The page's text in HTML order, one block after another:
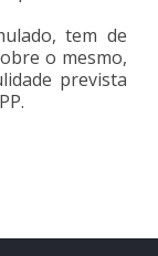
tem de
o mesmo,
prevista